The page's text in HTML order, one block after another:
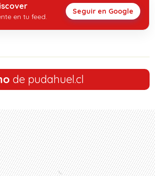
en tu feed.
Seguir en Google
de pudahuel.cl